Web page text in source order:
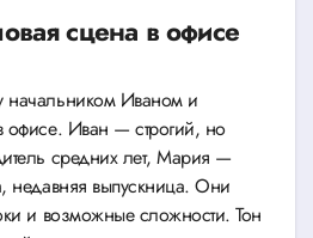
сцена в офисе
Иваном и
офисе. Иван — строгий, но
средних лет, Мария —
недавняя выпускница. Они
и возможные сложности. Тон